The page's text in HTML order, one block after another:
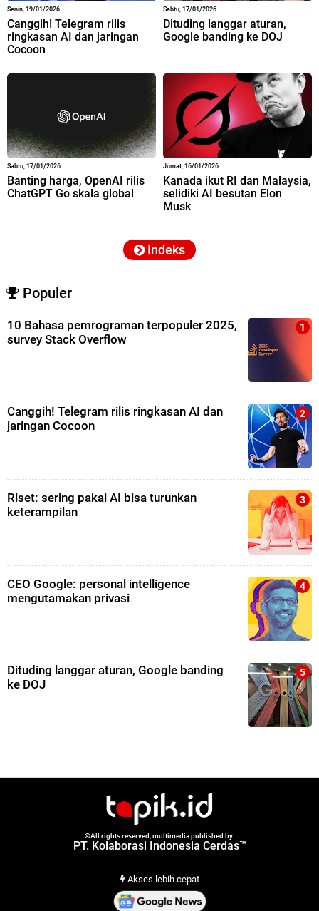
Senin, 19/01/2026
Canggih! Telegram rilis
ringkasan AI dan jaringan
Cocoon
Sabtu, 17/01/2026
Dituding langgar aturan,
Google banding ke DOJ
Sabtu, 17/01/2026
Banting harga, OpenAI rilis
ChatGPT Go skala global
Jumat, 16/01/2026
Kanada ikut RI dan Malaysia,
selidiki AI besutan Elon
Musk
Indeks
Populer
10 Bahasa pemrograman terpopuler 2025,
survey Stack Overflow
Canggih! Telegram rilis ringkasan AI dan
jaringan Cocoon
Riset: sering pakai AI bisa turunkan
keterampilan
CEO Google: personal intelligence
mengutamakan privasi
Dituding langgar aturan, Google banding
ke DOJ
©All rights reserved, multimedia published by:
PT. Kolaborasi Indonesia Cerdas™
Akses lebih cepat